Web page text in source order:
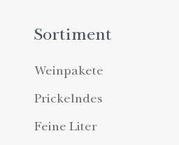
Sortiment
Weinpakete
Prickelndes
Feine Liter